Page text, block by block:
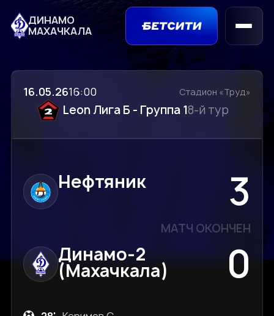
ДИНАМО
МАХАЧКАЛА
16.05.2616:00
Leon Лига Б - Группа 18-й тур
Стадион «Труд»
Нефтяник 3
МАТЧ ОКОНЧЕН
Динамо-2
(Махачкала) 0